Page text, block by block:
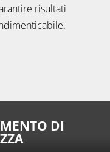
risultati
DI